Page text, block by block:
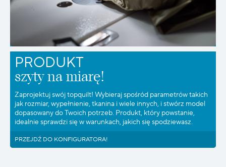
PRODUKT
szyty na miarę!
Zaprojektuj swój topquilt! Wybieraj spośród parametrów takich
jak rozmiar, wypełnienie, tkanina i wiele innych, i stwórz model
dopasowany do Twoich potrzeb. Produkt, który powstanie,
idealnie sprawdzi się w warunkach, jakich się spodziewasz.
PRZEJDŹ DO KONFIGURATORA!